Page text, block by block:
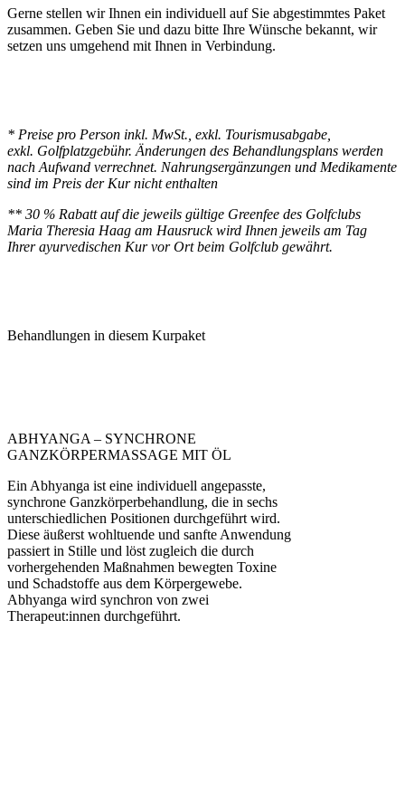
möglich)
• All Inclusive Verpflegung – Vollpension
• tägliche Thermalwassertrinkkur
Gerne stellen wir Ihnen ein individuell auf Sie abgestimmtes Paket
zusammen. Geben Sie und dazu bitte Ihre Wünsche bekannt, wir
setzen uns umgehend mit Ihnen in Verbindung.
* Preise pro Person inkl. MwSt., exkl. Tourismusabgabe,
exkl. Golfplatzgebühr. Änderungen des Behandlungsplans werden
nach Aufwand verrechnet. Nahrungsergänzungen und Medikamente
sind im Preis der Kur nicht enthalten
** 30 % Rabatt auf die jeweils gültige Greenfee des Golfclubs
Maria Theresia Haag am Hausruck wird Ihnen jeweils am Tag
Ihrer ayurvedischen Kur vor Ort beim Golfclub gewährt.
Behandlungen in diesem Kurpaket
ABHYANGA – SYNCHRONE
GANZKÖRPERMASSAGE MIT ÖL
Ein Abhyanga ist eine individuell angepasste,
synchrone Ganzkörperbehandlung, die in sechs
unterschiedlichen Positionen durchgeführt wird.
Diese äußerst wohltuende und sanfte Anwendung
passiert in Stille und löst zugleich die durch
vorhergehenden Maßnahmen bewegten Toxine
und Schadstoffe aus dem Körpergewebe.
Abhyanga wird synchron von zwei
Therapeut:innen durchgeführt.